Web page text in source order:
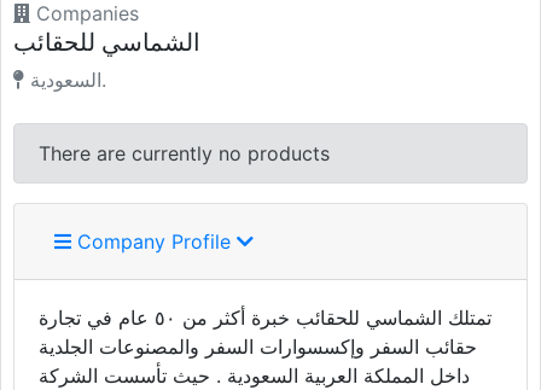
Companies
الشماسي للحقائب
السعودية.
There are currently no products
Company Profile
تمتلك الشماسي للحقائب خبرة أكثر من ٥٠ عام في تجارة
حقائب السفر وإكسسوارات السفر والمصنوعات الجلدية
داخل المملكة العربية السعودية . حيث تأسست الشركة